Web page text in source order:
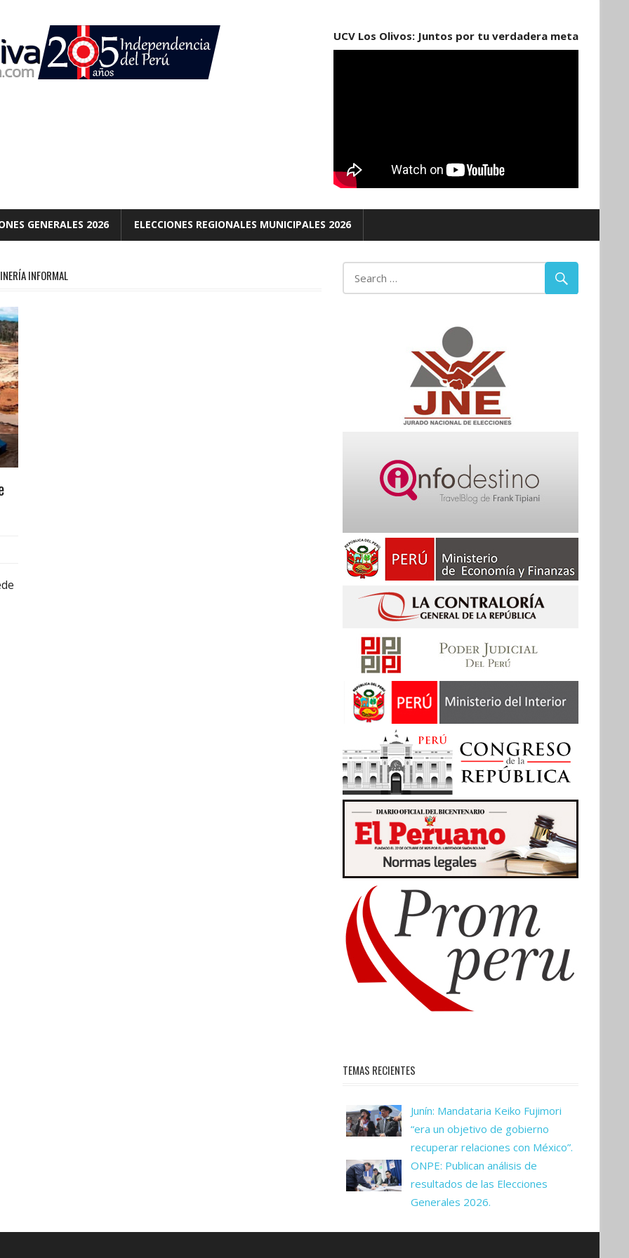
UCV Los Olivos: Juntos por tu verdadera meta
GENERALES 2026 ELECCIONES REGIONALES MUNICIPALES 2026
INFORMAL
TEMAS RECIENTES
Junín: Mandataria Keiko Fujimori
“era un objetivo de gobierno
recuperar relaciones con México”.
ONPE: Publican análisis de
resultados de las Elecciones
Generales 2026.